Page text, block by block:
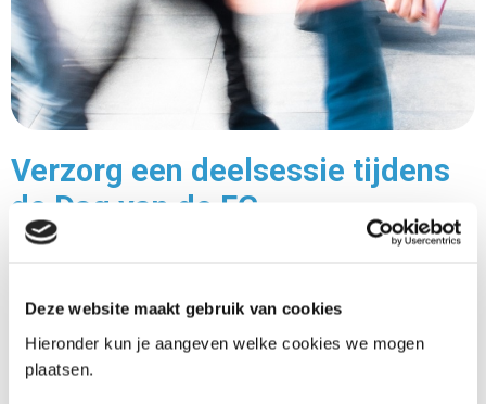
Deze website maakt gebruik van cookies
Hieronder kun je aangeven welke cookies we mogen
plaatsen.
Verzorg een deelsessie tijdens
de Dag van de FG
De Autoriteit Persoonsgegevens (AP) verzorgt op
donderdag 18 september 2025 de derde editie van
de Dag van de FG. Deze unieke dag is exclusief